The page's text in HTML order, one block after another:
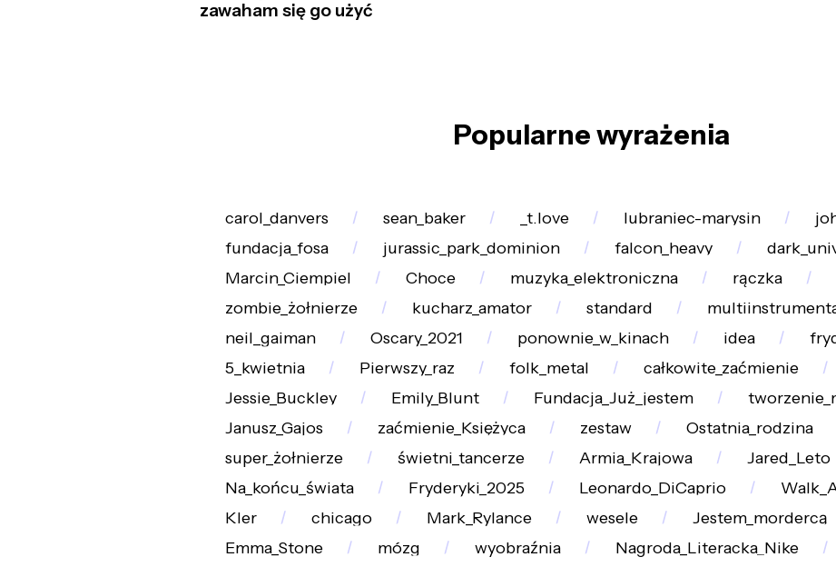
zawaham się go użyć
Popularne wyrażenia
carol_danvers sean_baker _t.love lubraniec-marysin
fundacja_fosa
jurassic_park_dominion falcon_heavy
Marcin_Ciempiel
Choce muzyka_elektroniczna
rączka
zombie_żołnierze
kucharz_amator standard
neil_gaiman
Oscary_2021 ponownie_w_kinach idea
5_kwietnia
Pierwszy_raz folk_metal
całkowite_zaćmienie
Jessie_Buckley
Emily_Blunt Fundacja_Już_jestem
Janusz_Gajos
zaćmienie_Księżyca zestaw
Ostatnia_rodzina
super_żołnierze
świetni_tancerze Armia_Krajowa
Jared_Leto
Na_końcu_świata
Fryderyki_2025 Leonardo_DiCaprio
Kler
chicago Mark_Rylance wesele Jestem_mordercą
Emma_Stone
mózg wyobraźnia
Nagroda_Literacka_Nike